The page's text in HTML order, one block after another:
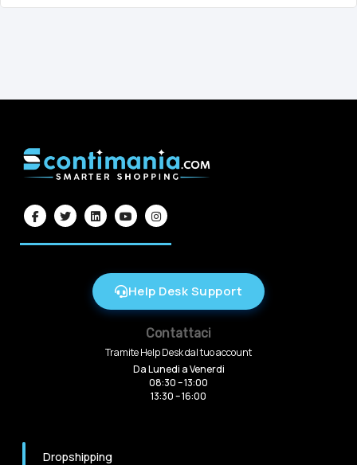
Help Desk Support
Contattaci
Tramite Help Desk dal tuo account
Da Lunedi a Venerdi
08:30 – 13:00
13:30 – 16:00
Dropshipping